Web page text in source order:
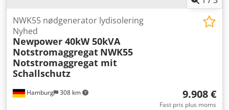
Hamburg 308 km
NWK55 nødgenerator lydisolering
Nyhed
Newpower 40kW 50kVA
Notstromaggregat NWK55
Notstromaggregat mit
Schallschutz
9.908 €
Fast pris plus moms